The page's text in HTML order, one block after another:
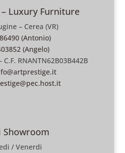
Luxury Furniture
– Cerea (VR)
(Antonio)
(Angelo)
C.F. RNANTN62B03B442B
Showroom
/ Venerdi